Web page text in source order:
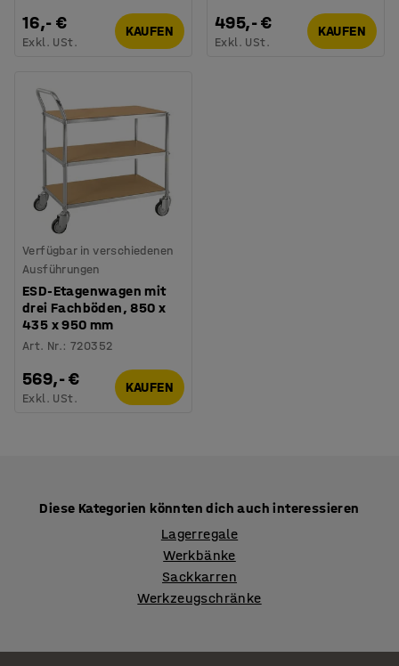
16,- €
Exkl. USt.
KAUFEN 495,- €
Exkl. USt.
KAUFEN
Verfügbar in verschiedenen
Ausführungen
ESD-Etagenwagen mit
drei Fachböden, 850 x
435 x 950 mm
Art. Nr.:720352
569,- €
Exkl. USt.
KAUFEN
Diese Kategorien könnten dich auch interessieren
Lagerregale
Werkbänke
Sackkarren
Werkzeugschränke